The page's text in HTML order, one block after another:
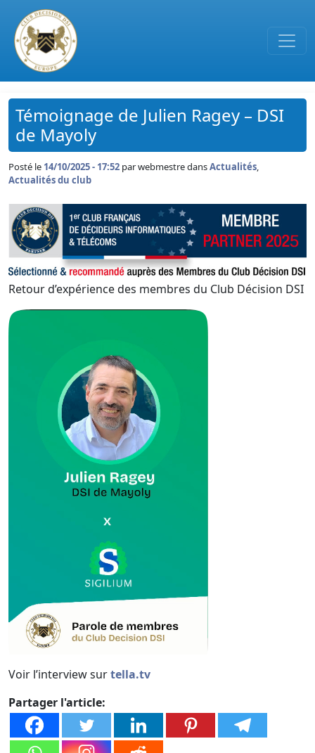
Passer au contenu principal
Témoignage de Julien Ragey – DSI
de Mayoly
Posté le 14/10/2025 - 17:52 parwebmestre dansActualités,
Actualités du club
Retour d’expérience des membres du Club Décision DSI
Voir l’interview surtella.tv
Partager l'article: